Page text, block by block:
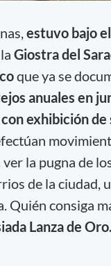
estuvo bajo
Giostra del
que ya se
anuales en
exhibición
la pugna de
de la ciudad,
Quién consiga
Lanza de Oro.